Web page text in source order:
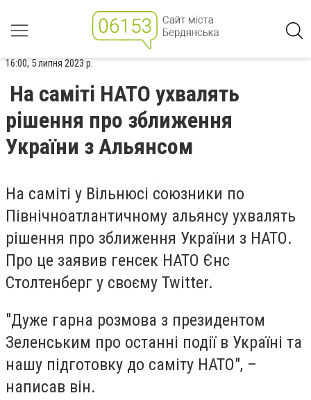
16:00, 5 липня 2023 р.
На саміті НАТО ухвалять
рішення про зближення
України з Альянсом
На саміті у Вільнюсі союзники по
Північноатлантичному альянсу ухвалять
рішення про зближення України з НАТО.
Про це заявив генсек НАТО Єнс
Столтенберг у своєму Twitter.
"Дуже гарна розмова з президентом
Зеленським про останні події в Україні та
нашу підготовку до саміту НАТО", –
написав він.